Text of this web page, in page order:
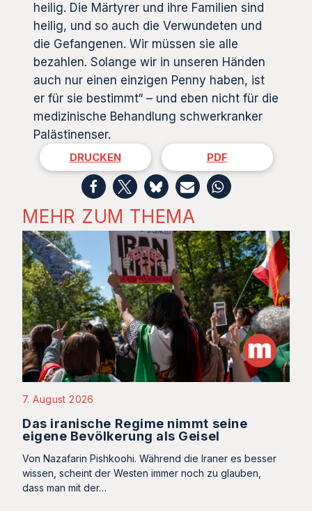
heilig. Die Märtyrer und ihre Familien sind
heilig, und so auch die Verwundeten und
die Gefangenen. Wir müssen sie alle
bezahlen. Solange wir in unseren Händen
auch nur einen einzigen Penny haben, ist
er für sie bestimmt“ – und eben nicht für die
medizinische Behandlung schwerkranker
Palästinenser.
DRUCKEN PDF
MEHR ZUM THEMA
7. August 2026
Das iranische Regime nimmt seine
eigene Bevölkerung als Geisel
Von Nazafarin Pishkoohi. Während die Iraner es besser
wissen, scheint der Westen immer noch zu glauben,
dass man mit der…